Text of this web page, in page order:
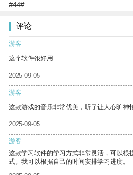
#44#
评论
游客
这个软件很好用
2025-09-05
游客
这款游戏的音乐非常优美，听了让人心旷神
2025-09-05
游客
这款学习软件的学习方式非常灵活，可以根
式。我可以根据自己的时间安排学习进度。